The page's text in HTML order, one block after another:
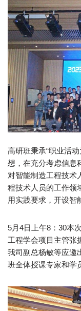
高研班秉承“职业活
想，在充分考虑信息
对智能制造工程技术
程技术人员的工作领
用实践要求，开设智
5月4日上午8：30本
工程学会项目主管张
我司副总杨敏等应邀
班全体授课专家和学